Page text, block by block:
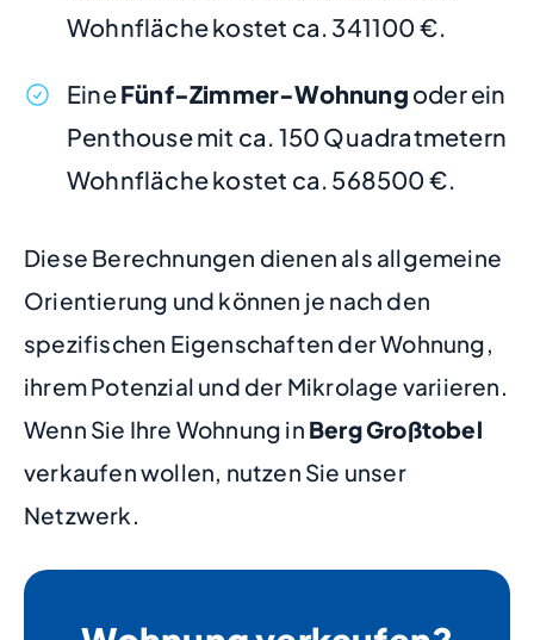
Wohnfläche kostet ca. 341100 €.
EineFünf-Zimmer-Wohnung oder ein
Penthouse mit ca. 150 Quadratmetern
Wohnfläche kostet ca. 568500 €.
Diese Berechnungen dienen als allgemeine
Orientierung und können je nach den
spezifischen Eigenschaften der Wohnung,
ihrem Potenzial und der Mikrolage variieren.
Wenn Sie Ihre Wohnung in Berg Großtobel
verkaufen wollen, nutzen Sie unser
Netzwerk.